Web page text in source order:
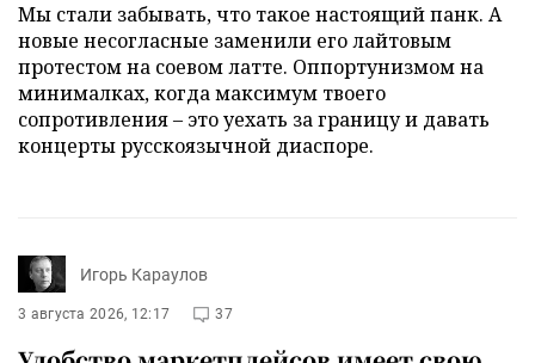
Мы стали забывать, что такое настоящий панк. А
новые несогласные заменили его лайтовым
протестом на соевом латте. Оппортунизмом на
минималках, когда максимум твоего
сопротивления – это уехать за границу и давать
концерты русскоязычной диаспоре.
Игорь Караулов
3 августа 2026, 12:17 37